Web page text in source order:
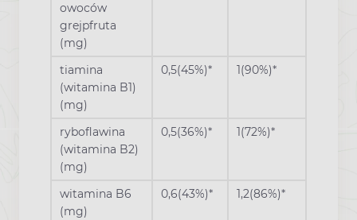
owoców
grejpfruta
(mg)
tiamina
(witamina B1)
(mg)
0,5(45%)* 1(90%)*
ryboflawina
(witamina B2)
(mg)
0,5(36%)* 1(72%)*
witamina B6
(mg)
0,6(43%)* 1,2(86%)*